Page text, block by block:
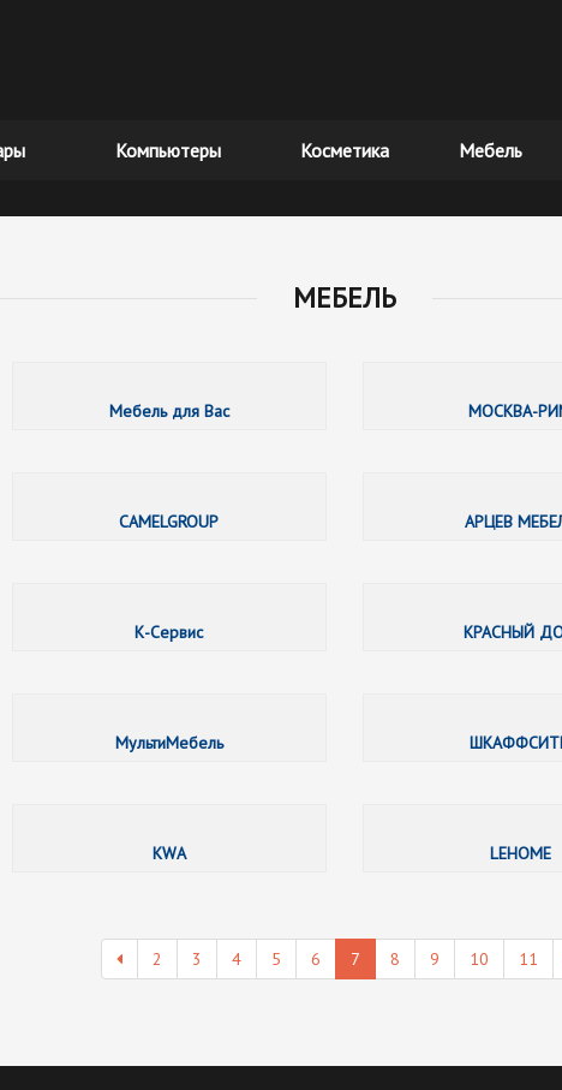
Компьютеры Косметика Мебель
МЕБЕЛЬ
Мебель для Вас
МОСКВА-
CAMELGROUP
АРЦЕВ
К-Сервис
КРАСНЫЙ
МультиМебель
KWA
LEHOME
2 3 4 5 6 7 8 9 10 11